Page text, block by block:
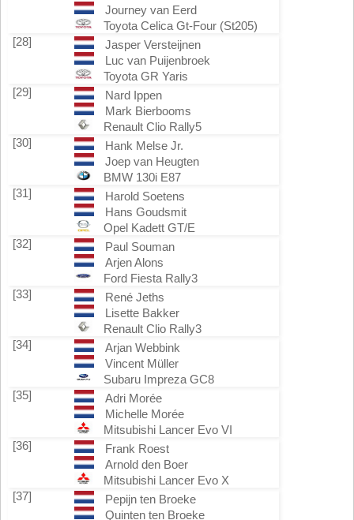
Journey van Eerd
Toyota Celica Gt-Four (St205)
[28]
Jasper Versteijnen
Luc van Puijenbroek
Toyota GR Yaris
[29]
Nard Ippen
Mark Bierbooms
Renault Clio Rally5
[30]
Hank Melse Jr.
Joep van Heugten
BMW 130i E87
[31]
Harold Soetens
Hans Goudsmit
Opel Kadett GT/E
[32]
Paul Souman
Arjen Alons
Ford Fiesta Rally3
[33]
René Jeths
Lisette Bakker
Renault Clio Rally3
[34]
Arjan Webbink
Vincent Müller
Subaru Impreza GC8
[35]
Adri Morée
Michelle Morée
Mitsubishi Lancer Evo VI
[36]
Frank Roest
Arnold den Boer
Mitsubishi Lancer Evo X
[37]
Pepijn ten Broeke
Quinten ten Broeke